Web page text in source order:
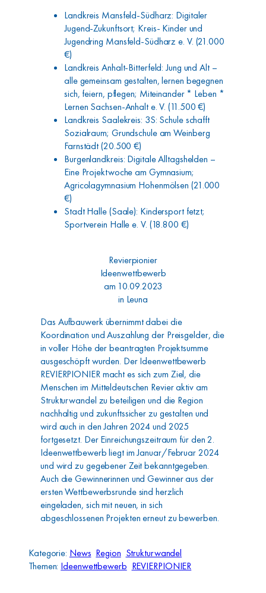
Landkreis Mansfeld-Südharz: Digitaler
Jugend-Zukunftsort; Kreis- Kinder und
Jugendring Mansfeld-Südharz e. V. (21.000
€)
Landkreis Anhalt-Bitterfeld: Jung und Alt –
alle gemeinsam gestalten, lernen begegnen
sich, feiern, pflegen; Miteinander * Leben *
Lernen Sachsen-Anhalt e. V. (11.500 €)
Landkreis Saalekreis: 3S: Schule schafft
Sozialraum; Grundschule am Weinberg
Farnstädt (20.500 €)
Burgenlandkreis: Digitale Alltagshelden –
Eine Projektwoche am Gymnasium;
Agricolagymnasium Hohenmölsen (21.000
€)
Stadt Halle (Saale): Kindersport fetzt;
Sportverein Halle e. V. (18.800 €)
Revierpionier
Ideenwettbewerb
am 10.09.2023
in Leuna
Das Aufbauwerk übernimmt dabei die
Koordination und Auszahlung der Preisgelder, die
in voller Höhe der beantragten Projektsumme
ausgeschöpft wurden. Der Ideenwettbewerb
REVIERPIONIER macht es sich zum Ziel, die
Menschen im Mitteldeutschen Revier aktiv am
Strukturwandel zu beteiligen und die Region
nachhaltig und zukunftssicher zu gestalten und
wird auch in den Jahren 2024 und 2025
fortgesetzt. Der Einreichungszeitraum für den 2.
Ideenwettbewerb liegt im Januar/Februar 2024
und wird zu gegebener Zeit bekanntgegeben.
Auch die Gewinnerinnen und Gewinner aus der
ersten Wettbewerbsrunde sind herzlich
eingeladen, sich mit neuen, in sich
abgeschlossenen Projekten erneut zu bewerben.
Kategorie: News Region Strukturwandel
Themen: Ideenwettbewerb REVIERPIONIER